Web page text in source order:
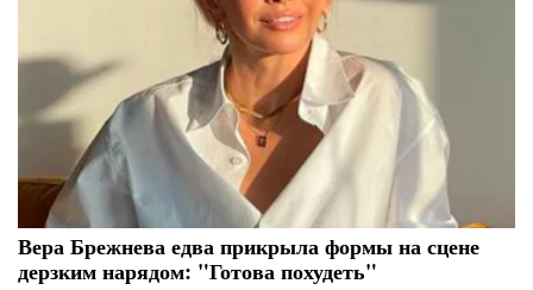
Вера Брежнева едва прикрыла формы на сцене
дерзким нарядом: "Готова похудеть"